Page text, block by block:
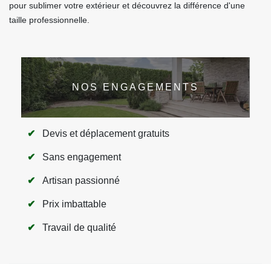
pour sublimer votre extérieur et découvrez la différence d'une
taille professionnelle.
NOS ENGAGEMENTS
Devis et déplacement gratuits
Sans engagement
Artisan passionné
Prix imbattable
Travail de qualité